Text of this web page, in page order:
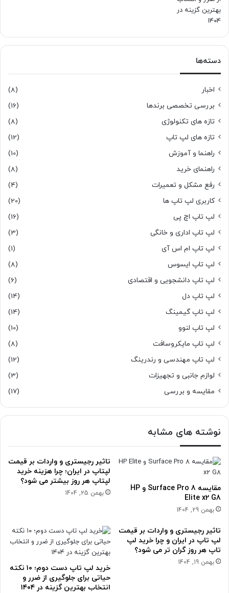
دسته‌ها
اخبار
(8)
بررسی تخصصی برندها
(16)
تازه های تکنولوژی
(8)
تازه های لپ تاپ
(12)
راهنما و آموزش
(10)
راهنمای خرید
(8)
رفع مشکل و تعمیرات
(4)
کاربری لپ تاپ ها
(20)
لپ تاپ اچ پی
(16)
لپ تاپ اداری و خانگی
(3)
لپ تاپ ام اس آی
(1)
لپ تاپ ایسوس
(8)
لپ تاپ دانشجویی و اقتصادی
(6)
لپ تاپ دل
(14)
لپ تاپ گیمینگ
(14)
لپ تاپ لنوو
(10)
لپ تاپ مایکروسافت
(8)
لپ تاپ مهندسی و رندرینگ
(12)
لوازم جانبی و تجهیزات
(3)
مقایسه و بررسی
(17)
نوشته های مشابه
مقایسه Surface Pro 8 و HP
Elite x2 G8
بهمن 29, 1404
تاثیر رجیستری و واردات بر قیمت
لپتاپ در ایران؛ چرا هزینه خرید
لپتاپ هر روز بیشتر می شود؟
بهمن 25, 1404
تاثیر رجیستری و واردات بر قیمت
لپ تاپ در ایران و چرا خرید لپ
تاپ هر روز گران تر می شود؟
بهمن 19, 1404
خرید لپ تاپ دست دوم؛ ۱۰ نکته
حیاتی برای جلوگیری از ضرر و
انتخاب بهترین گزینه در ۱۴۰۴